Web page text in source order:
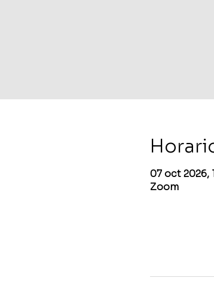
07 oct 2026,
Zoom